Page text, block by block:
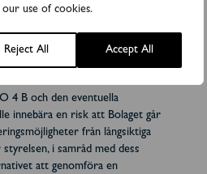
use of cookies.
Reject All Accept All
om sådan teckning sker inom
eller, för det fall garanterna inte
för Företrädesemissionen, genom en
bedömer att genomförandet av
4 B och den eventuella
innebära en risk att Bolaget går
från långsiktiga
i samråd med dess
att genomföra en